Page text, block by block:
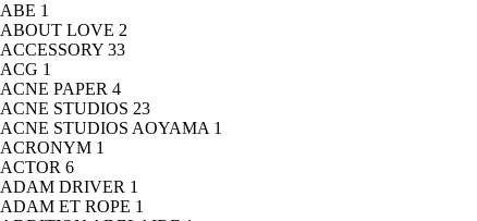
ABE 1
ABOUT LOVE 2
ACCESSORY 33
ACG 1
ACNE PAPER 4
ACNE STUDIOS 23
ACNE STUDIOS AOYAMA 1
ACRONYM 1
ACTOR 6
ADAM DRIVER 1
ADAM ET ROPE 1